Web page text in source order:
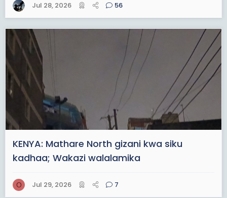
Jul 28, 2026 56
KENYA: Mathare North gizani kwa siku
kadhaa; Wakazi walalamika
O Jul 29, 2026 7